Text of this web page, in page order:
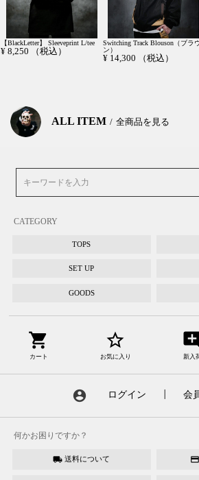
【BlackLetter】 Sleeveprint L/tee
¥ 8,250 （税込）
Switching Track Blouson（ブラ
ン）
¥ 14,300 （税込）
ALL ITEM 全商品を見る
CATEGORY
TOPS
SET UP
GOODS
shopping_cart
カート
star_border
お気に入り 新入
account_circle ログイン 会
何かお困りですか？
local_shipping 送料について credit_card